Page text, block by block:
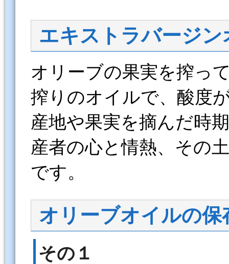
エキストラバージ
オリーブの果実を搾っ
搾りのオイルで、酸度
産地や果実を摘んだ時
産者の心と情熱、その
です。
オリーブオイルの保
その１